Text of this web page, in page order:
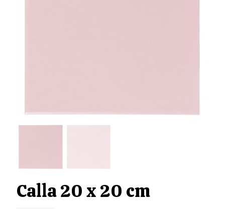
Calla 20 x 20 cm